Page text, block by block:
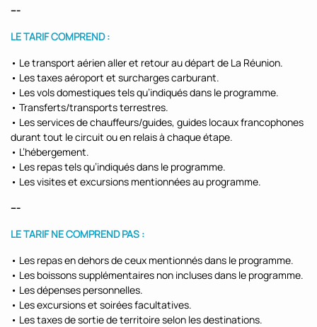
---
LE TARIF COMPREND :
• Le transport aérien aller et retour au départ de La Réunion.
• Les taxes aéroport et surcharges carburant.
• Les vols domestiques tels qu’indiqués dans le programme.
• Transferts/transports terrestres.
• Les services de chauffeurs/guides, guides locaux francophones
durant tout le circuit ou en relais à chaque étape.
• L’hébergement.
• Les repas tels qu’indiqués dans le programme.
• Les visites et excursions mentionnées au programme.
---
LE TARIF NE COMPREND PAS :
• Les repas en dehors de ceux mentionnés dans le programme.
• Les boissons supplémentaires non incluses dans le programme.
• Les dépenses personnelles.
• Les excursions et soirées facultatives.
• Les taxes de sortie de territoire selon les destinations.